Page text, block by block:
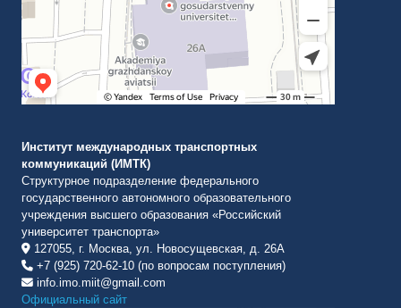
Институт международных транспортных
коммуникаций (ИМТК)
Структурное подразделение федерального
государственного автономного образовательного
учреждения высшего образования «Российский
университет транспорта»
127055, г. Москва, ул. Новосущевская, д. 26А
+7 (925) 720-62-10 (по вопросам поступления)
info.imo.miit@gmail.com
Официальный сайт